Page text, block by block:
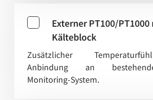
Externer PT100/
Kälteblock
Zusätzlicher
Anbindung an
Monitoring-System.